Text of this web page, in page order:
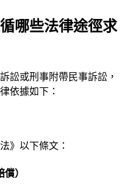
哪些法律途徑求
訟或刑事附帶民事訴訟，
依據如下：
》以下條文：
）